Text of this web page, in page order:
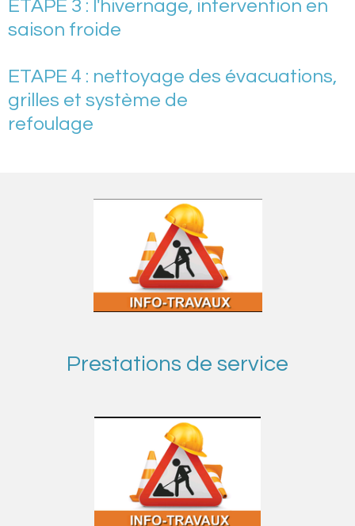
ETAPE 3 : l'hivernage, intervention en
saison froide
ETAPE 4 : nettoyage des évacuations,
grilles et système de
refoulage
Prestations de service